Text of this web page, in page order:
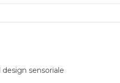
sensoriale